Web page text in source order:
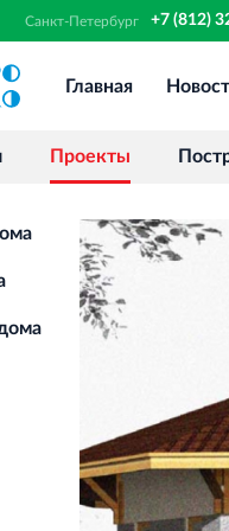
Санкт‐Петербург +7 (812)
Главная
Проекты